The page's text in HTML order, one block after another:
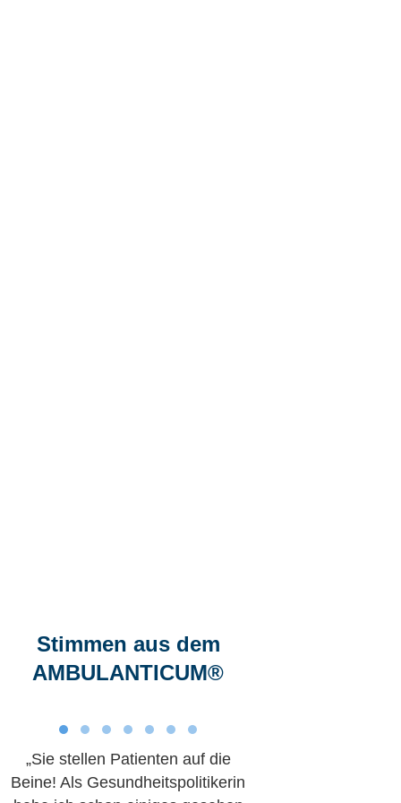
Stimmen aus dem
AMBULANTICUM®
„Sie stellen Patienten auf die
Beine! Als Gesundheitspolitikerin